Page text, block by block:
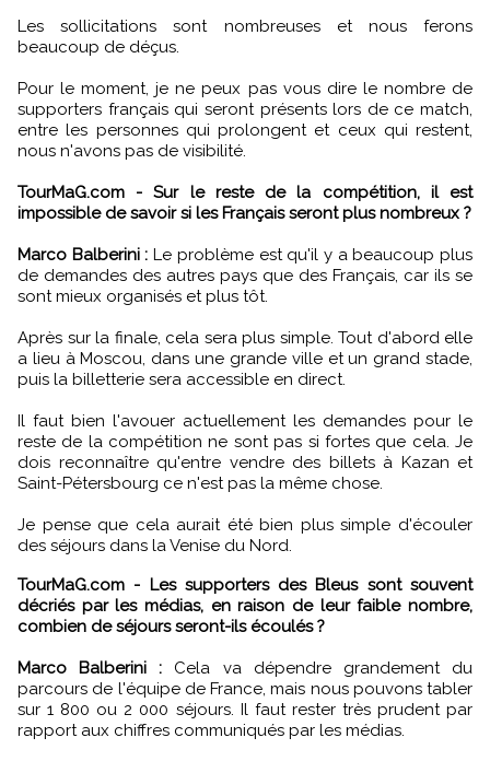
Les sollicitations sont nombreuses et nous ferons
beaucoup de déçus.
Pour le moment, je ne peux pas vous dire le nombre de
supporters français qui seront présents lors de ce match,
entre les personnes qui prolongent et ceux qui restent,
nous n'avons pas de visibilité.
TourMaG.com - Sur le reste de la compétition, il est
impossible de savoir si les Français seront plus nombreux ?
Marco Balberini : Le problème est qu'il y a beaucoup plus
de demandes des autres pays que des Français, car ils se
sont mieux organisés et plus tôt.
Après sur la finale, cela sera plus simple. Tout d'abord elle
a lieu à Moscou, dans une grande ville et un grand stade,
puis la billetterie sera accessible en direct.
Il faut bien l'avouer actuellement les demandes pour le
reste de la compétition ne sont pas si fortes que cela. Je
dois reconnaître qu'entre vendre des billets à Kazan et
Saint-Pétersbourg ce n'est pas la même chose.
Je pense que cela aurait été bien plus simple d'écouler
des séjours dans la Venise du Nord.
TourMaG.com - Les supporters des Bleus sont souvent
décriés par les médias, en raison de leur faible nombre,
combien de séjours seront-ils écoulés ?
Marco Balberini : Cela va dépendre grandement du
parcours de l'équipe de France, mais nous pouvons tabler
sur 1 800 ou 2 000 séjours. Il faut rester très prudent par
rapport aux chiffres communiqués par les médias.